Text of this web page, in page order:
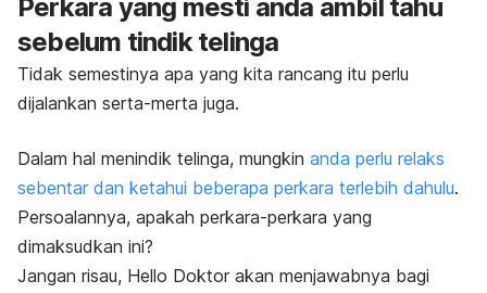
Perkara yang mesti anda ambil tahu
sebelum tindik telinga
Tidak semestinya apa yang kita rancang itu perlu
dijalankan serta-merta juga.
Dalam hal menindik telinga, mungkin anda perlu relaks
sebentar dan ketahui beberapa perkara terlebih dahulu.
Persoalannya, apakah perkara-perkara yang
dimaksudkan ini?
Jangan risau, Hello Doktor akan menjawabnya bagi